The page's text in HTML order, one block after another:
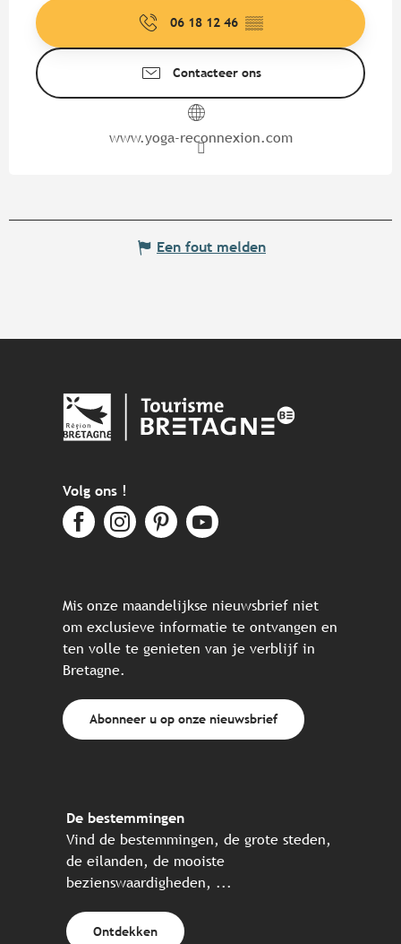
06 18 12 46 ▒▒
Contacteer ons
www.yoga-reconnexion.com
Een fout melden
Volg ons !
Mis onze maandelijkse nieuwsbrief niet
om exclusieve informatie te ontvangen en
ten volle te genieten van je verblijf in
Bretagne.
Abonneer u op onze nieuwsbrief
De bestemmingen
Vind de bestemmingen, de grote steden,
de eilanden, de mooiste
bezienswaardigheden, ...
Ontdekken